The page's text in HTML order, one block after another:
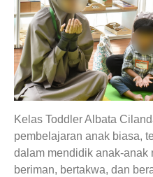
Kelas Toddler Albata
pembelajaran anak biasa,
dalam mendidik anak-anak
beriman, bertakwa, dan